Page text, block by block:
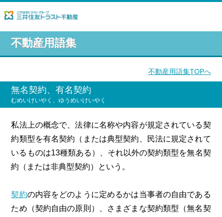
不動産用語集
不動産用語集TOPへ
無名契約、有名契約
むめいけいやく、ゆうめいけいやく
私法上の概念で、法律に名称や内容が規定されている契
約類型を有名契約（または典型契約、民法に規定されて
いるものは13種類ある）、それ以外の契約類型を無名契
約（または非典型契約）という。
契約の内容をどのように定めるかは当事者の自由である
ため（契約自由の原則）、さまざまな契約類型（無名契